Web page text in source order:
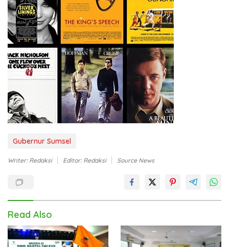
Gubernur Sumsel
Writer: Redaksi Editor: Redaksi Source News
Read Also